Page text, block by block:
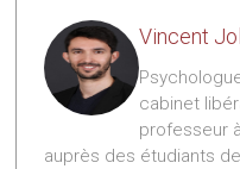
Vincent
cabinet
professeur
auprès des étudiants